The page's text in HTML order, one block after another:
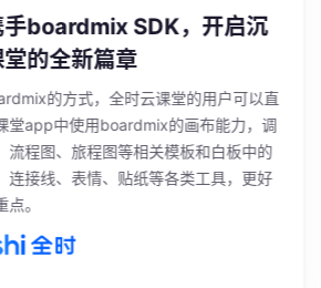
boardmix SDK，开启沉
的全新篇章
的方式，全时云课堂的用户可以直
app中使用boardmix的画布能力，调
图、旅程图等相关模板和白板中的
线、表情、贴纸等各类工具，更好